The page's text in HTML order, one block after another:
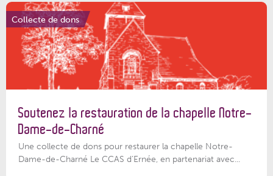
Collecte de dons
Soutenez la restauration de la chapelle Notre-
Dame-de-Charné
Une collecte de dons pour restaurer la chapelle Notre-
Dame-de-Charné Le CCAS d’Ernée, en partenariat avec...